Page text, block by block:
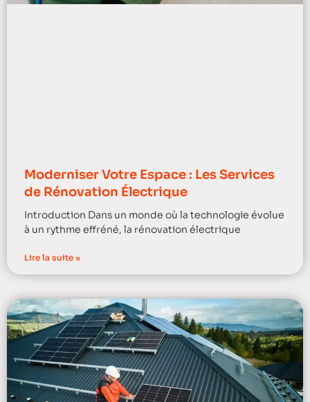
Moderniser Votre Espace : Les Services
de Rénovation Électrique
Introduction Dans un monde où la technologie évolue
à un rythme effréné, la rénovation électrique
Lire la suite »